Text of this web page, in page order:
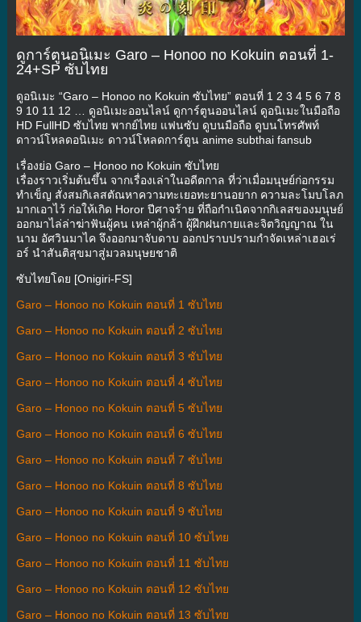
ดูการ์ตูนอนิเมะ Garo – Honoo no Kokuin ตอนที่ 1-
24+SP ซับไทย
ดูอนิเมะ “Garo – Honoo no Kokuin ซับไทย” ตอนที่ 1 2 3 4 5 6 7 8
9 10 11 12 … ดูอนิเมะออนไลน์ ดูการ์ตูนออนไลน์ ดูอนิเมะในมือถือ
HD FullHD ซับไทย พากย์ไทย แฟนซับ ดูบนมือถือ ดูบนโทรศัพท์
ดาวน์โหลดอนิเมะ ดาวน์โหลดการ์ตูน anime subthai fansub
เรื่องย่อ Garo – Honoo no Kokuin ซับไทย
เรื่องราวเริ่มต้นขึ้น จากเรื่องเล่าในอดีตกาล ที่ว่าเมื่อมนุษย์ก่อกรรม
ทำเข็ญ สั่งสมกิเลสตัณหาความทะเยอทะยานอยาก ความละโมบโลภ
มากเอาไว้ ก่อให้เกิด Horor ปีศาจร้าย ที่ถือกำเนิดจากกิเลสของมนุษย์
ออกมาไล่ล่าฆ่าฟันผู้คน เหล่าผู้กล้า ผู้ฝึกฝนกายและจิตวิญญาณ ใน
นาม อัศวินมาไค จึงออกมาจับดาบ ออกปราบปรามกำจัดเหล่าเฮอเร่
อร์ นำสันติสุขมาสู่มวลมนุษยชาติ
ซับไทยโดย [Onigiri-FS]
Garo – Honoo no Kokuin ตอนที่ 1 ซับไทย
Garo – Honoo no Kokuin ตอนที่ 2 ซับไทย
Garo – Honoo no Kokuin ตอนที่ 3 ซับไทย
Garo – Honoo no Kokuin ตอนที่ 4 ซับไทย
Garo – Honoo no Kokuin ตอนที่ 5 ซับไทย
Garo – Honoo no Kokuin ตอนที่ 6 ซับไทย
Garo – Honoo no Kokuin ตอนที่ 7 ซับไทย
Garo – Honoo no Kokuin ตอนที่ 8 ซับไทย
Garo – Honoo no Kokuin ตอนที่ 9 ซับไทย
Garo – Honoo no Kokuin ตอนที่ 10 ซับไทย
Garo – Honoo no Kokuin ตอนที่ 11 ซับไทย
Garo – Honoo no Kokuin ตอนที่ 12 ซับไทย
Garo – Honoo no Kokuin ตอนที่ 13 ซับไทย